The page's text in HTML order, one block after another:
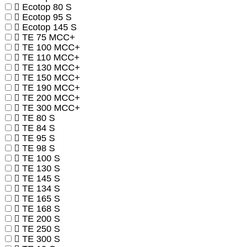
Ecotop 80 S
Ecotop 95 S
Ecotop 145 S
TE 75 MCC+
TE 100 MCC+
TE 110 MCC+
TE 130 MCC+
TE 150 MCC+
TE 190 MCC+
TE 200 MCC+
TE 300 MCC+
TE 80 S
TE 84 S
TE 95 S
TE 98 S
TE 100 S
TE 130 S
TE 145 S
TE 134 S
TE 165 S
TE 168 S
TE 200 S
TE 250 S
TE 300 S